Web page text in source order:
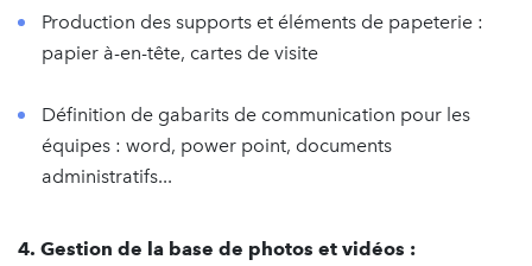
Production des supports et éléments de papeterie :
papier à-en-tête, cartes de visite
Définition de gabarits de communication pour les
équipes : word, power point, documents
administratifs...
4. Gestion de la base de photos et vidéos :